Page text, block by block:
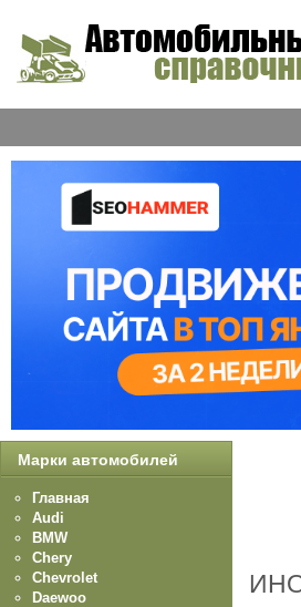
Марки автомобилей
Главная
Audi
BMW
Chery
Chevrolet
Daewoo